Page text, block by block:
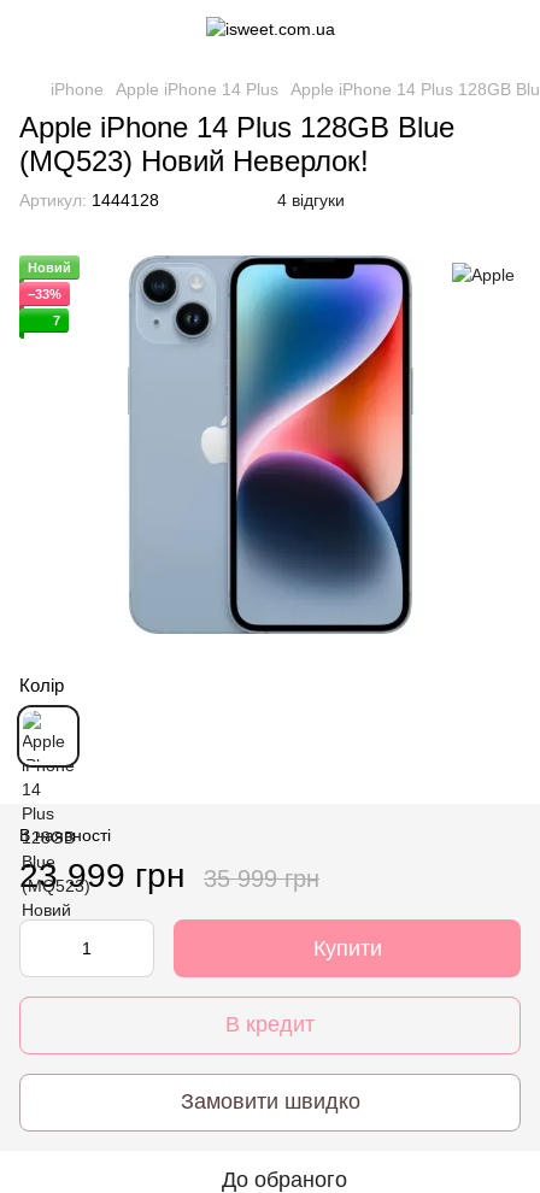
iPhone Apple iPhone 14 Plus Apple iPhone 14 Plus 128GB
Apple iPhone 14 Plus 128GB Blue
(MQ523) Новий Неверлок!
Артикул: 1444128 4 відгуки
Новий
−33%
7
Колір
В наявності
23 999 грн 35 999 грн
Купити
В кредит
Замовити швидко
До обраного